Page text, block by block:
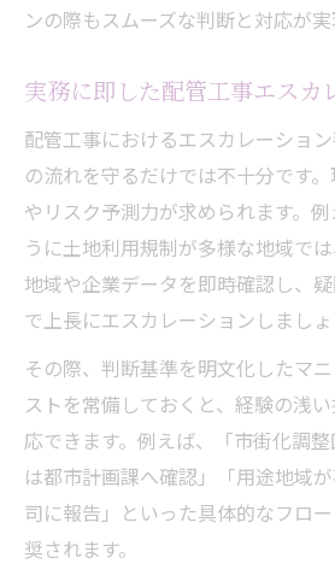
ンの際もスムーズな判断と対応が実
実務に即した配管工事エスカ
配管工事におけるエスカレーショ
の流れを守るだけでは不十分です
やリスク予測力が求められます。
うに土地利用規制が多様な地域で
地域や企業データを即時確認し、
で上長にエスカレーションしましょ
その際、判断基準を明文化したマ
ストを常備しておくと、経験の浅
応できます。例えば、「市街化調
は都市計画課へ確認」「用途地域
司に報告」といった具体的なフロ
奨されます。